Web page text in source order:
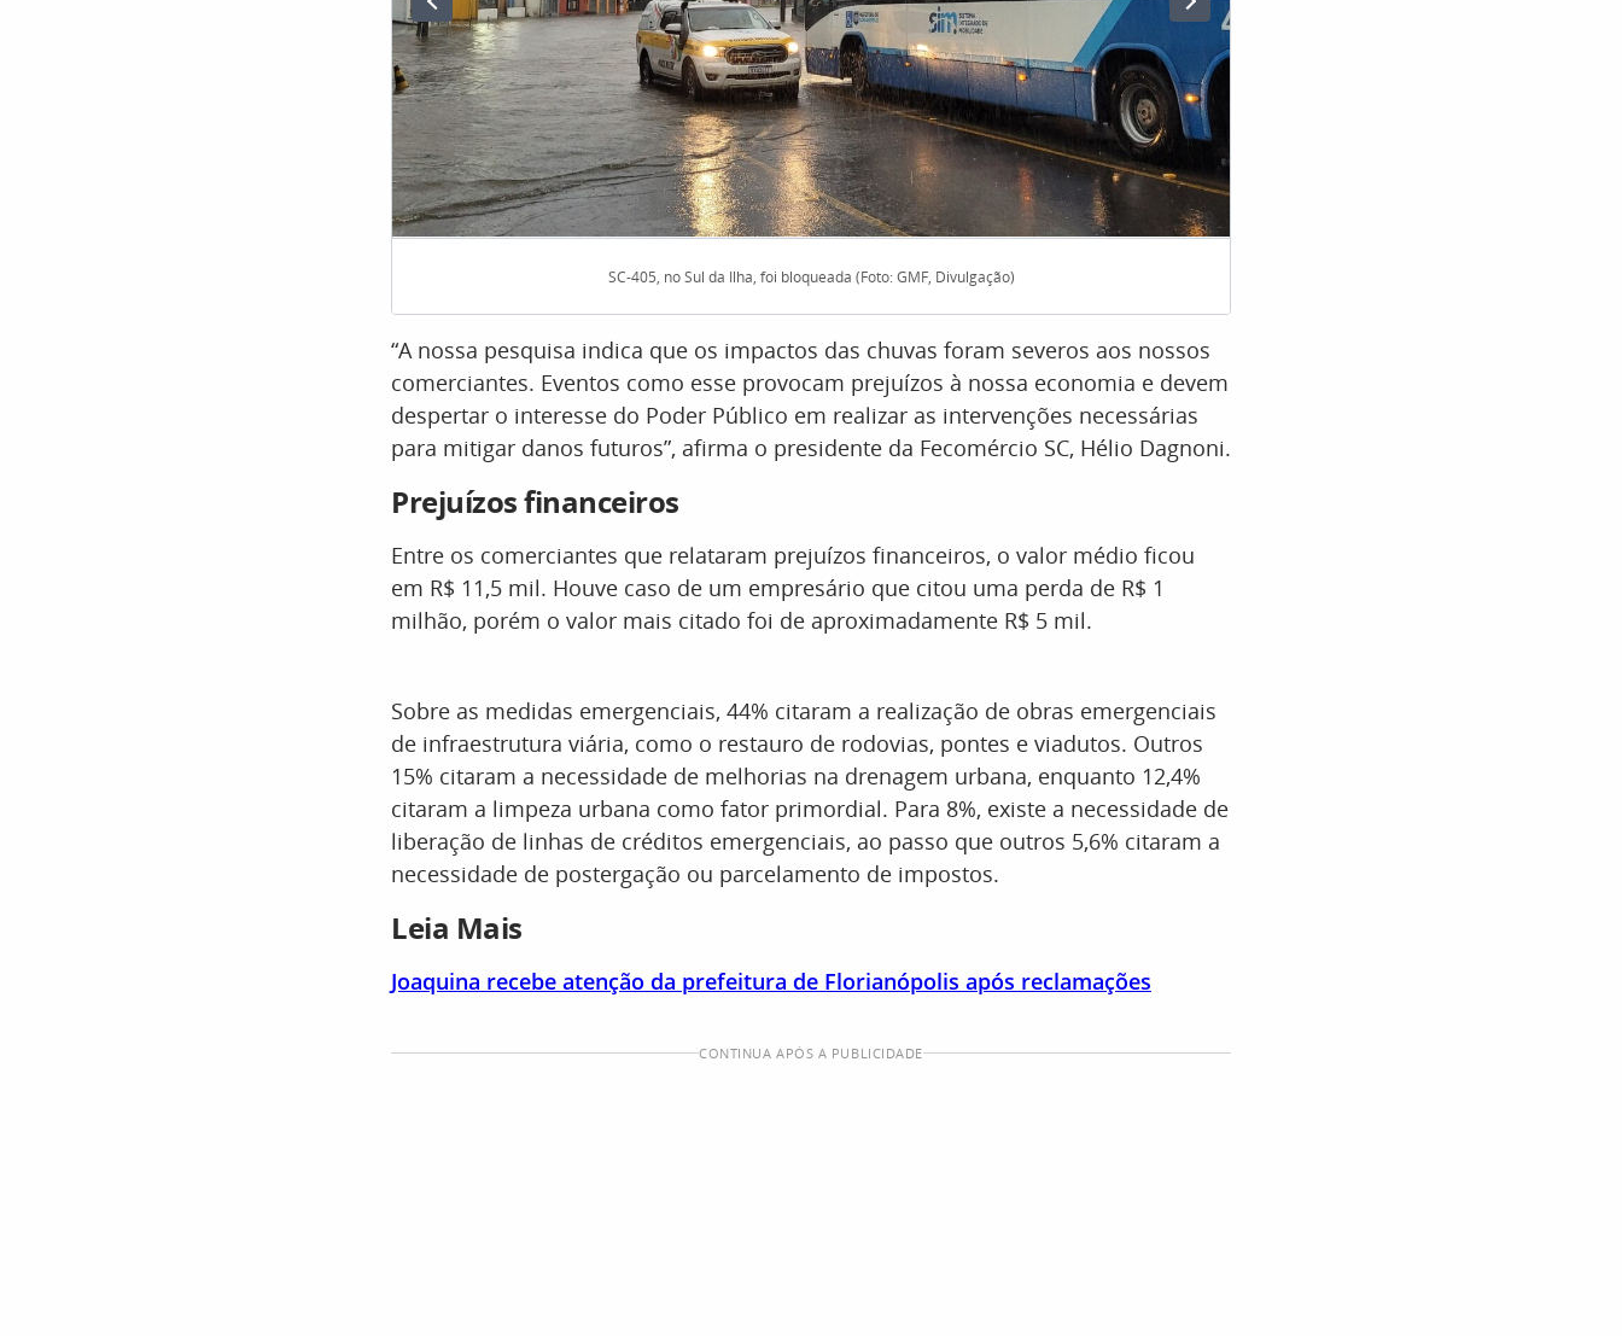
SC-405, no Sul da Ilha, foi bloqueada (Foto: GMF, Divulgação)
“A nossa pesquisa indica que os impactos das chuvas foram severos aos nossos
comerciantes. Eventos como esse provocam prejuízos à nossa economia e devem
despertar o interesse do Poder Público em realizar as intervenções necessárias
para mitigar danos futuros”, afirma o presidente da Fecomércio SC, Hélio Dagnoni.
Prejuízos financeiros
Entre os comerciantes que relataram prejuízos financeiros, o valor médio ficou
em R$ 11,5 mil. Houve caso de um empresário que citou uma perda de R$ 1
milhão, porém o valor mais citado foi de aproximadamente R$ 5 mil.
Sobre as medidas emergenciais, 44% citaram a realização de obras emergenciais
de infraestrutura viária, como o restauro de rodovias, pontes e viadutos. Outros
15% citaram a necessidade de melhorias na drenagem urbana, enquanto 12,4%
citaram a limpeza urbana como fator primordial. Para 8%, existe a necessidade de
liberação de linhas de créditos emergenciais, ao passo que outros 5,6% citaram a
necessidade de postergação ou parcelamento de impostos.
Leia Mais
Joaquina recebe atenção da prefeitura de Florianópolis após reclamações
CONTINUA APÓS A PUBLICIDADE